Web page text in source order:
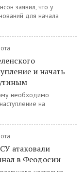
заявил, что у
для начала
и начать
необходимо
на
атаковали
в Феодосии